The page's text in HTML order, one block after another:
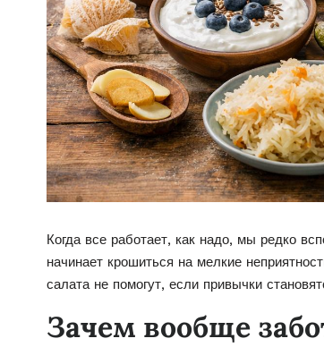
Когда все работает, как надо, мы редко
начинает крошиться на мелкие
салата не помогут, если привычки
Зачем вообще